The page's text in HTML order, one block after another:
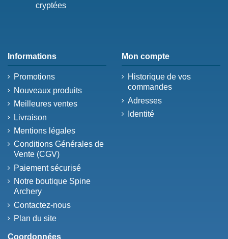
cryptées
Informations
Promotions
Nouveaux produits
Meilleures ventes
Livraison
Mentions légales
Conditions Générales de
Vente (CGV)
Paiement sécurisé
Notre boutique Spine
Archery
Contactez-nous
Plan du site
Mon compte
Historique de vos
commandes
Adresses
Identité
Coordonnées